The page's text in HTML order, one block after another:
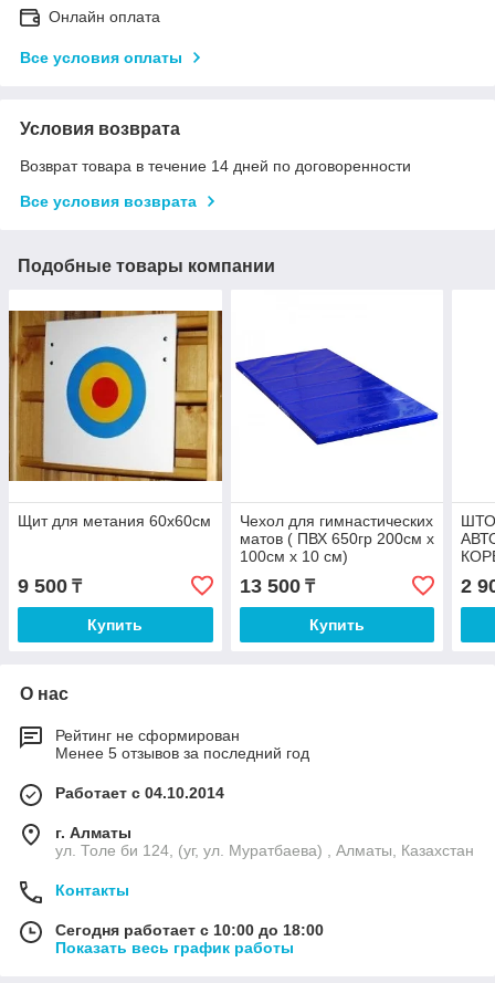
Онлайн оплата
Все условия оплаты
Условия возврата
Возврат товара в течение 14 дней по договоренности
Все условия возврата
Подобные товары компании
Щит для метания 60х60см
9 500 ₸
Купить
Чехол для гимнастических
матов ( ПВХ 650гр 200см х
100см х 10 см)
13 500₸
Купить
2
О нас
Рейтинг не сформирован
Менее 5 отзывов за последний год
Работает с 04.10.2014
г. Алматы
ул. Толе би 124, (уг, ул. Муратбаева) , Алматы, Казахстан
Контакты
Сегодня работает с 10:00 до 18:00
Показать весь график работы